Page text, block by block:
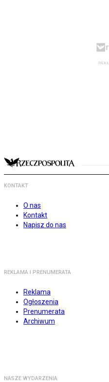
KONTAKT
O nas
Kontakt
Napisz do nas
REKLAMA I PRENUMERATA
Reklama
Ogłoszenia
Prenumerata
Archiwum
NASZE WYDARZENIA